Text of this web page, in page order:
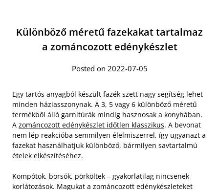
Különböző méretű fazekakat tartalmaz
a zománcozott edénykészlet
Posted on 2022-07-05
Egy tartós anyagból készült fazék szett nagy segítség lehet
minden háziasszonynak. A 3, 5 vagy 6 különböző méretű
termékből álló garnitúrák mindig hasznosak a konyhában.
A zománcozott edénykészlet időtlen klasszikus. A bevonat
nem lép reakcióba semmilyen élelmiszerrel, így ugyanazt a
fazekat használhatjuk különböző, bármilyen savtartalmú
ételek elkészítéséhez.
Kompótok, borsók, pörköltek – gyakorlatilag nincsenek
korlátozások. Magukat a zománcozott edénykészleteket